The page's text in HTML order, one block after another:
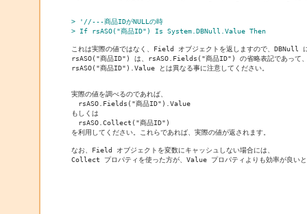
> '//---商品IDがNULLの時
> If rsASO("商品ID") Is System.DBNull.Value Then
これは実際の値ではなく、Field オブジェクトを返しますので、DBNull
rsASO("商品ID") は、rsASO.Fields("商品ID") の省略表記であって
rsASO("商品ID").Value とは異なる事に注意してください。
実際の値を調べるのであれば、
rsASO.Fields("商品ID").Value
もしくは
rsASO.Collect("商品ID")
を利用してください。これらであれば、実際の値が返されます。
なお、Field オブジェクトを変数にキャッシュしない場合には、
Collect プロパティを使った方が、Value プロパティよりも効率が良いと